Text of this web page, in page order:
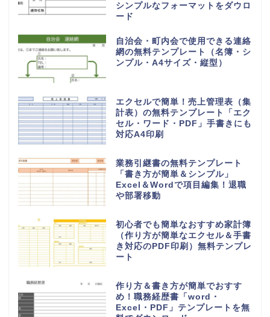
シンプルなフォーマットをダウロ
ード
自治会・町内会で使用できる連絡
網の無料テンプレート（名簿・シ
ンプル・A4サイズ・縦型）
エクセルで簡単！売上管理表（集
計表）の無料テンプレート「エク
セル・ワード・PDF」手書きにも
対応A4印刷
業務引継書の無料テンプレート
「書き方が簡単＆シンプル」
Excel＆Wordで項目編集！退職
や部署移動
初心者でも簡単なおすすめ家計簿
（作り方が簡単なエクセル＆手書
き対応のPDF印刷）無料テンプレ
ート
作り方＆書き方が簡単でおすす
め！職務経歴書「word・
Excel・PDF」テンプレートを無